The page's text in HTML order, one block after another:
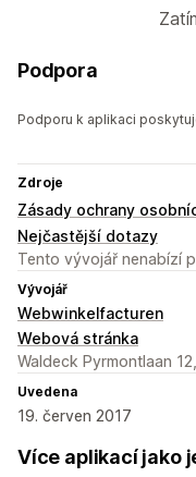
Podpora
Podporu k aplikaci
Zdroje
Zásady ochrany
Nejčastější dotazy
Tento vývojář nenabízí
Vývojář
Webwinkelfacturen
Webová stránka
Waldeck Pyrmontlaan
Uvedena
19. červen 2017
Více aplikací jako